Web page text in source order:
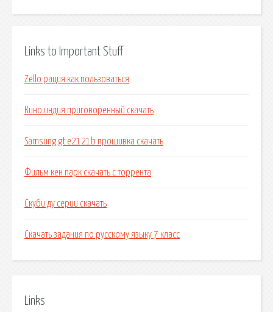
Links to Important Stuff
Zello рация как пользоваться
Кино индия приговоренный скачать
Samsung gt e2121b прошивка скачать
Фильм кен парк скачать с торрента
Скуби ду серии скачать
Скачать задания по русскому языку 7 класс
Links